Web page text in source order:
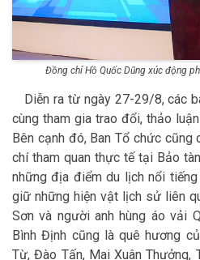
Đồng chí Hồ Quốc Dũng xúc động
Diễn ra từ ngày 27-29/8, các
cùng tham gia trao đổi, thảo
Bên cạnh đó, Ban Tổ chức
chí tham quan thực tế tại Bảo
những địa điểm du lịch nổi
giữ những hiện vật lịch sử liên
Sơn và người anh hùng áo vải
Bình Định cũng là quê hương
Từ, Đào Tấn, Mai Xuân Thưởng,